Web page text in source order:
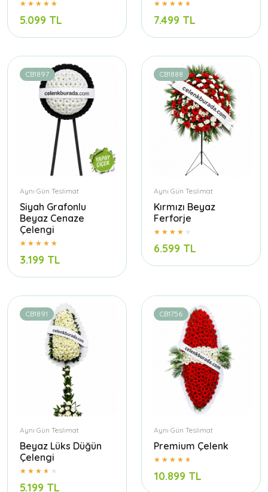
5.099 TL 7.499 TL
CB1897
Aynı Gün Teslimat
Siyah Grafonlu
Beyaz Cenaze
Çelengi
3.199 TL
CB1888
Aynı Gün Teslimat
Kırmızı Beyaz
Ferforje
6.599 TL
CB1891
Aynı Gün Teslimat
Beyaz Lüks Düğün
Çelengi
5.199 TL
CB1756
Aynı Gün Teslimat
Premium Çelenk
10.899 TL